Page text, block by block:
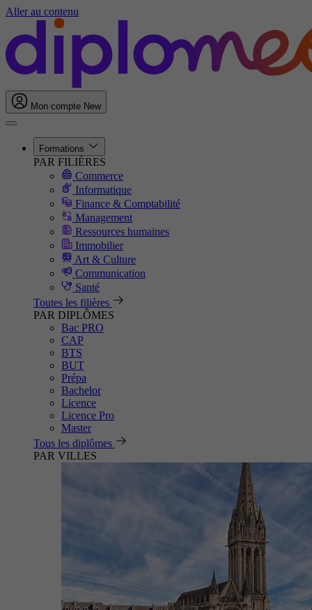
Aller au contenu
Mon compte New
Formations
PAR FILIÈRES
Commerce
Informatique
Finance & Comptabilité
Management
Ressources humaines
Immobilier
Art & Culture
Communication
Santé
Toutes les filières
PAR DIPLÔMES
Bac PRO
CAP
BTS
BUT
Prépa
Bachelor
Licence
Licence Pro
Master
Tous les diplômes
PAR VILLES